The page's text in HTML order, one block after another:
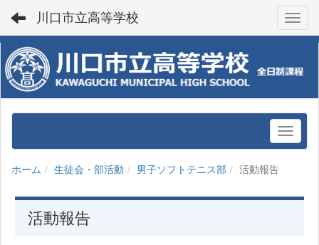
川口市立高等学校
ホーム 生徒会・部活動 男子ソフトテニス部 活動報告
活動報告